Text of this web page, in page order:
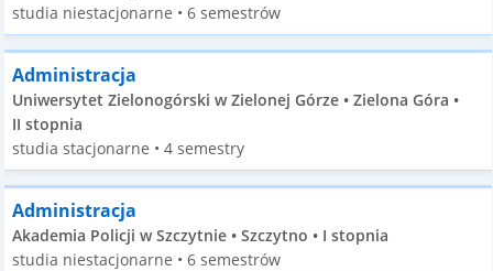
studia niestacjonarne • 6 semestrów
Administracja
Uniwersytet Zielonogórski w Zielonej Górze • Zielona Góra •
II stopnia
studia stacjonarne • 4 semestry
Administracja
Akademia Policji w Szczytnie • Szczytno • I stopnia
studia niestacjonarne • 6 semestrów